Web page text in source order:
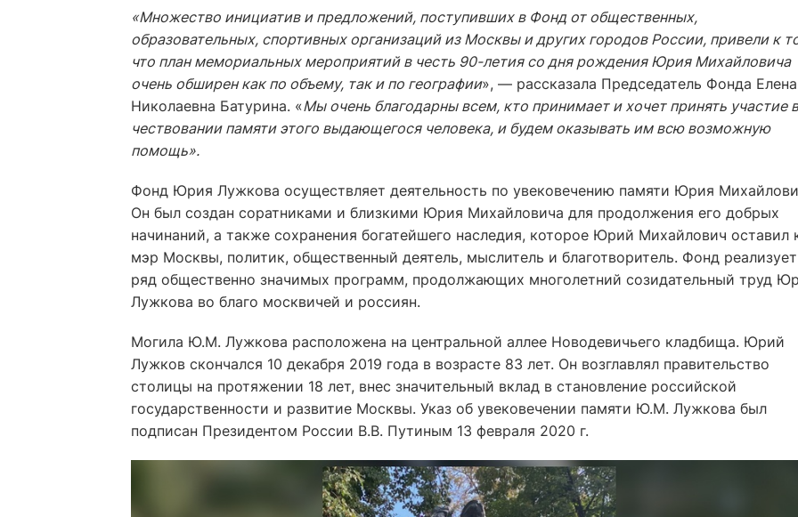
«Множество инициатив и предложений, поступивших в Фонд от общественных,
образовательных, спортивных организаций из Москвы и других городов России, привели к
что план мемориальных мероприятий в честь 90-летия со дня рождения Юрия Михайловича
очень обширен как по объему, так и по географии», — рассказала Председатель Фонда Елена
Николаевна Батурина. «Мы очень благодарны всем, кто принимает и хочет принять участие в
чествовании памяти этого выдающегося человека, и будем оказывать им всю возможную
помощь».
Фонд Юрия Лужкова осуществляет деятельность по увековечению памяти Юрия
Он был создан соратниками и близкими Юрия Михайловича для продолжения его добрых
начинаний, а также сохранения богатейшего наследия, которое Юрий Михайлович оставил
мэр Москвы, политик, общественный деятель, мыслитель и благотворитель. Фонд реализует
ряд общественно значимых программ, продолжающих многолетний созидательный труд
Лужкова во благо москвичей и россиян.
Могила Ю.М. Лужкова расположена на центральной аллее Новодевичьего кладбища. Юрий
Лужков скончался 10 декабря 2019 года в возрасте 83 лет. Он возглавлял правительство
столицы на протяжении 18 лет, внес значительный вклад в становление российской
государственности и развитие Москвы. Указ об увековечении памяти Ю.М. Лужкова был
подписан Президентом России В.В. Путиным 13 февраля 2020 г.